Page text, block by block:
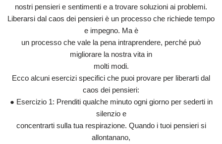
nostri pensieri e sentimenti e a trovare soluzioni ai problemi.
Liberarsi dal caos dei pensieri è un processo che richiede tempo
e impegno. Ma è
un processo che vale la pena intraprendere, perché può
migliorare la nostra vita in
molti modi.
Ecco alcuni esercizi specifici che puoi provare per liberarti dal
caos dei pensieri:
● Esercizio 1: Prenditi qualche minuto ogni giorno per sederti in
silenzio e
concentrarti sulla tua respirazione. Quando i tuoi pensieri si
allontanano,